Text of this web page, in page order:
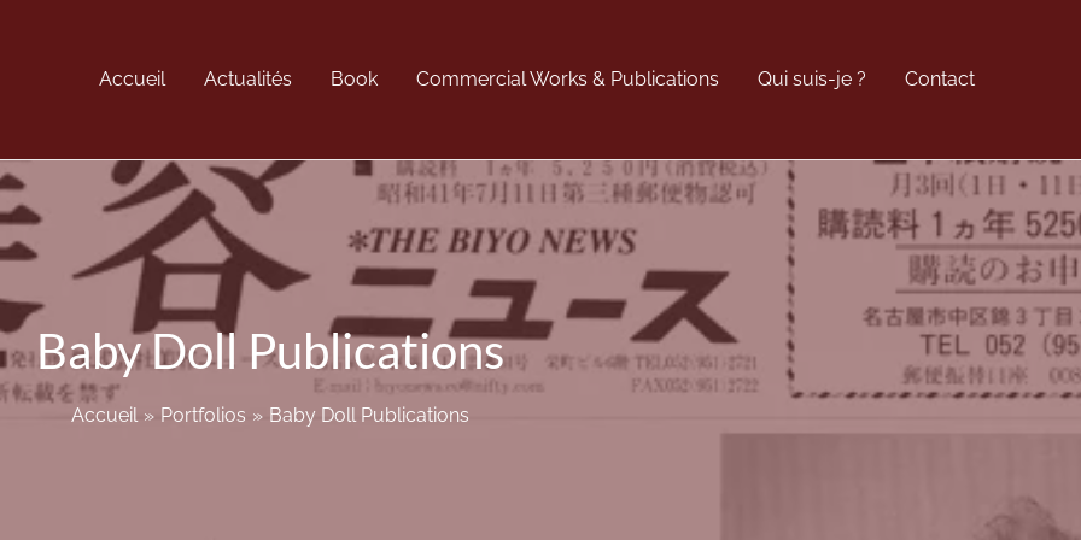
Accueil Actualités Book Commercial Works & Publications Qui suis-je ? Contact
Baby Doll Publications
Accueil Portfolios Baby Doll Publications